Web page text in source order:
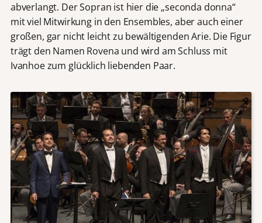
abverlangt. Der Sopran ist hier die „seconda donna“
mit viel Mitwirkung in den Ensembles, aber auch einer
großen, gar nicht leicht zu bewältigenden Arie. Die Figur
trägt den Namen Rovena und wird am Schluss mit
Ivanhoe zum glücklich liebenden Paar.